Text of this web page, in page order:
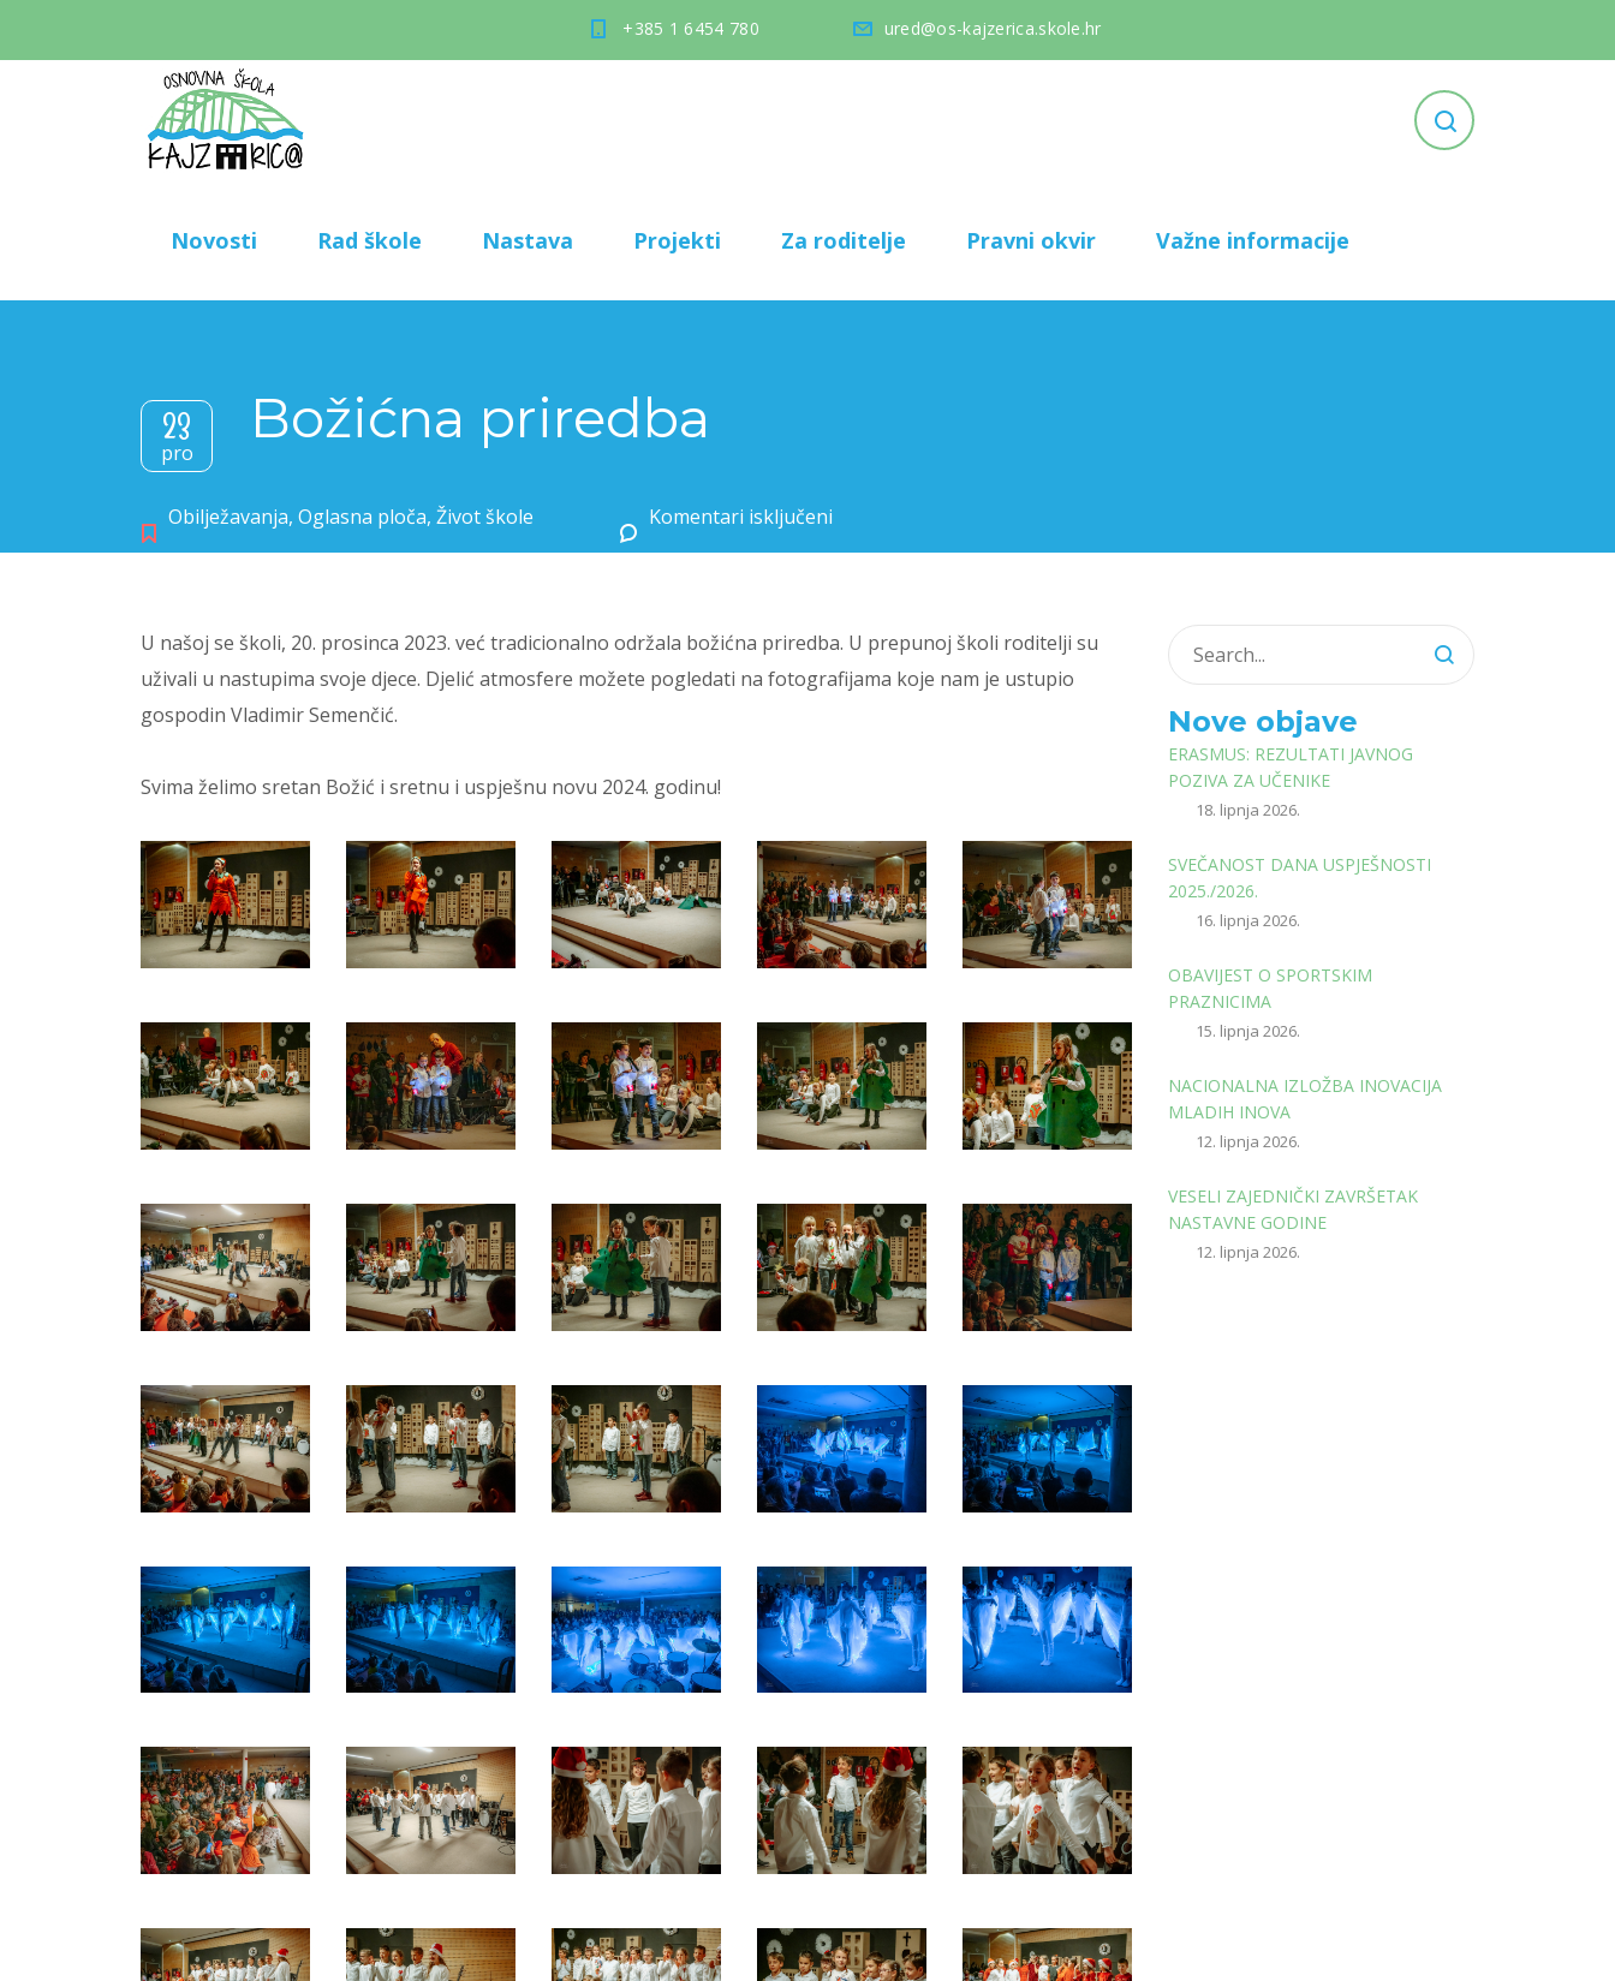
+385 1 6454 780 ured@os-kajzerica.skole.hr
Novosti Rad škole Nastava Projekti Za roditelje Pravni okvir Važne informacije
23
pro
Božićna priredba
Obilježavanja, Oglasna ploča, Život škole Komentari isključeni
U našoj se školi, 20. prosinca 2023. već tradicionalno održala božićna priredba. U prepunoj školi roditelji su
uživali u nastupima svoje djece. Djelić atmosfere možete pogledati na fotografijama koje nam je ustupio
gospodin Vladimir Semenčić.
Svima želimo sretan Božić i sretnu i uspješnu novu 2024. godinu!
Nove objave
ERASMUS: REZULTATI JAVNOG
POZIVA ZA UČENIKE
18. lipnja 2026.
SVEČANOST DANA USPJEŠNOSTI
2025./2026.
16. lipnja 2026.
OBAVIJEST O SPORTSKIM
PRAZNICIMA
15. lipnja 2026.
NACIONALNA IZLOŽBA INOVACIJA
MLADIH INOVA
12. lipnja 2026.
VESELI ZAJEDNIČKI ZAVRŠETAK
NASTAVNE GODINE
12. lipnja 2026.